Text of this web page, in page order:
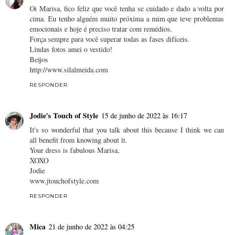
Oi Marisa, fico feliz que você tenha se cuidado e dado a volta por
cima. Eu tenho alguém muito próxima a mim que teve problemas
emocionais e hoje é preciso tratar com remédios.
Força sempre para você superar todas as fases difíceis.
Lindas fotos amei o vestido!
Beijos
http://www.silalmeida.com
RESPONDER
Jodie's Touch of Style 15 de junho de 2022 às 16:17
It's so wonderful that you talk about this because I think we can
all benefit from knowing about it.
Your dress is fabulous Marisa,
XOXO
Jodie
www.jtouchofstyle.com
RESPONDER
Mica 21 de junho de 2022 às 04:25